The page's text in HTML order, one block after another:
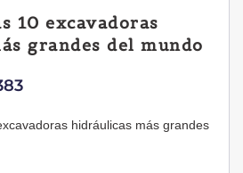
10 excavadoras
grandes del mundo